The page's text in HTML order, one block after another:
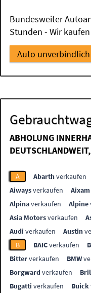
Bundesweiter
Stunden - Wir
Auto
ABHOLUNG
DEUTSCHLANDWEIT,
A Abarthverkaufen
Aiwaysverkaufen Aixam
Alpinaverkaufen Alpine
Asia Motorsverkaufen
Audi verkaufen Austin
B
BAICverkaufen
Bitterverkaufen BMW
Borgwardverkaufen
Bugatti verkaufen Buick